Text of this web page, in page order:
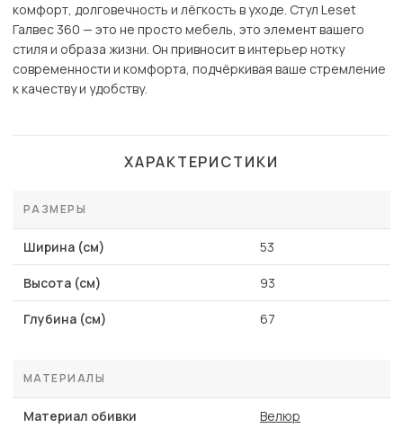
комфорт, долговечность и лёгкость в уходе. Стул Leset
Галвес 360 — это не просто мебель, это элемент вашего
стиля и образа жизни. Он привносит в интерьер нотку
современности и комфорта, подчёркивая ваше стремление
к качеству и удобству.
ХАРАКТЕРИСТИКИ
РАЗМЕРЫ
Ширина (см) 53
Высота (см) 93
Глубина (см) 67
МАТЕРИАЛЫ
Материал обивки Велюр